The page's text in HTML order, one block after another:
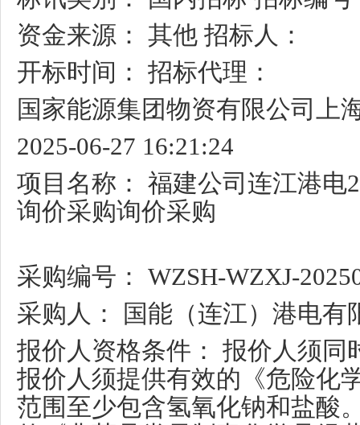
资金来源： 其他 招标人：
开标时间： 招标代理：
国家能源集团物资有限公司上
2025-06-27 16:21:24
项目名称： 福建公司连江港电
询价采购询价采购
采购编号： WZSH-WZXJ-
采购人： 国能（连江）港电有
报价人资格条件： 报价人须同
报价人须提供有效的《危险化
范围至少包含氢氧化钠和盐酸